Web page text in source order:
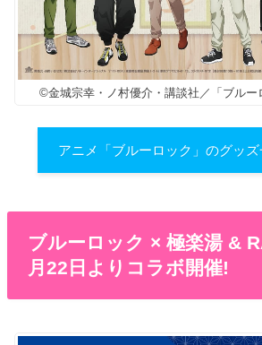
©金城宗幸・ノ村優介・講談社／「ブルー
アニメ「ブルーロック」のグッズ
ブルーロック × 極楽湯 &
月22日よりコラボ開催!